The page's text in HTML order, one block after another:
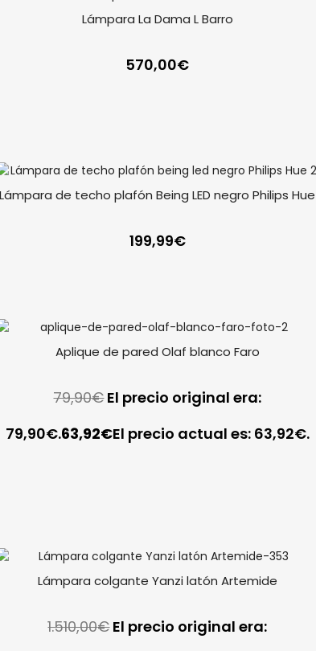
Lámpara La Dama L Barro
570,00€
Lámpara de techo plafón Being LED negro Philips Hue
199,99€
Aplique de pared Olaf blanco Faro
79,90€El precio original era:
79,90€.63,92€El precio actual es: 63,92€.
Lámpara colgante Yanzi latón Artemide
1.510,00€El precio original era: